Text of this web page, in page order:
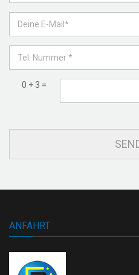
0 + 3 =
ANFAHRT